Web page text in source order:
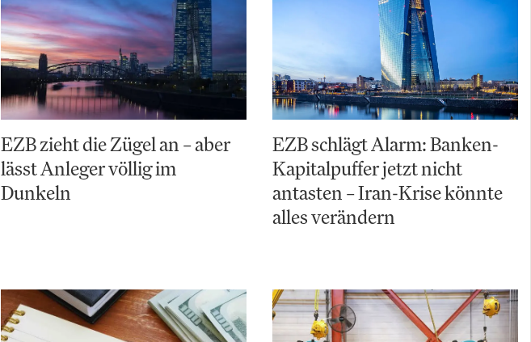
EZB zieht die Zügel an – aber
lässt Anleger völlig im
Dunkeln
EZB schlägt Alarm: Banken-
Kapitalpuffer jetzt nicht
antasten – Iran-Krise könnte
alles verändern